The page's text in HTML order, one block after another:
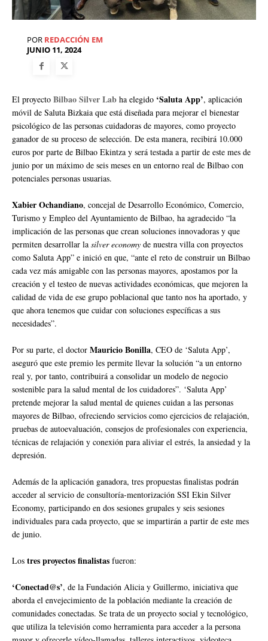
POR REDACCIÓN EM
JUNIO 11, 2024
El proyecto Bilbao Silver Lab ha elegido ‘Saluta App’, aplicación
móvil de Saluta Bizkaia que está diseñada para mejorar el bienestar
psicológico de las personas cuidadoras de mayores, como proyecto
ganador de su proceso de selección. De esta manera, recibirá 10.000
euros por parte de Bilbao Ekintza y será testada a partir de este mes de
junio por un máximo de seis meses en un entorno real de Bilbao con
potenciales personas usuarias.
Xabier Ochandiano, concejal de Desarrollo Económico, Comercio,
Turismo y Empleo del Ayuntamiento de Bilbao, ha agradecido “la
implicación de las personas que crean soluciones innovadoras y que
permiten desarrollar la silver economy de nuestra villa con proyectos
como Saluta App” e inició en que, “ante el reto de construir un Bilbao
cada vez más amigable con las personas mayores, apostamos por la
creación y el testeo de nuevas actividades económicas, que mejoren la
calidad de vida de ese grupo poblacional que tanto nos ha aportado, y
que ahora tenemos que cuidar con soluciones específicas a sus
necesidades”.
Por su parte, el doctor Mauricio Bonilla, CEO de ‘Saluta App’,
aseguró que este premio les permite llevar la solución “a un entorno
real y, por tanto, contribuirá a consolidar un modelo de negocio
sostenible para la salud mental de los cuidadores”. ‘Saluta App’
pretende mejorar la salud mental de quienes cuidan a las personas
mayores de Bilbao, ofreciendo servicios como ejercicios de relajación,
pruebas de autoevaluación, consejos de profesionales con experiencia,
técnicas de relajación y conexión para aliviar el estrés, la ansiedad y la
depresión.
Además de la aplicación ganadora, tres propuestas finalistas podrán
acceder al servicio de consultoría-mentorización SSI Ekin Silver
Economy, participando en dos sesiones grupales y seis sesiones
individuales para cada proyecto, que se impartirán a partir de este mes
de junio.
Los tres proyectos finalistas fueron:
‘Conectad@s’, de la Fundación Alicia y Guillermo, iniciativa que
aborda el envejecimiento de la población mediante la creación de
comunidades conectadas. Se trata de un proyecto social y tecnológico,
que utiliza la televisión como herramienta para acceder a la persona